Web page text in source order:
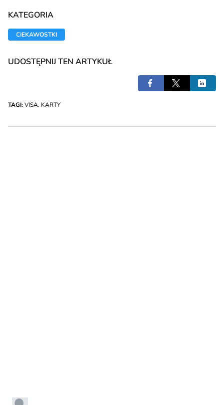
KATEGORIA
CIEKAWOSTKI
UDOSTĘPNIJ TEN ARTYKUŁ
TAGI:VISA, KARTY